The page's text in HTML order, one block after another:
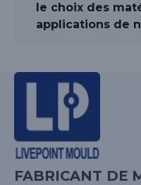
le choix des
applications de
FABRICANT DE